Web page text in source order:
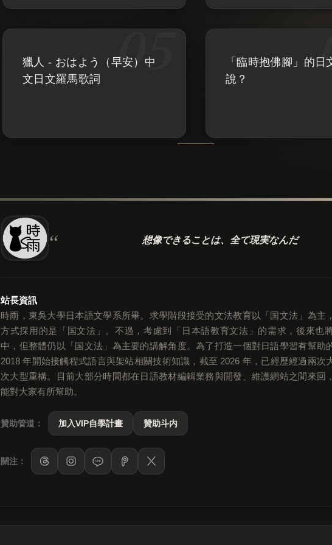
獵人 - おはよう（早安）中
文日文羅馬歌詞
「臨時抱佛腳」的日
說？
想像できることは、 全て現実なんだ
站長資訊
時雨，東吳大學日本語文學系所畢。求學階段接受的文法教育以「国文法」為主
方式採用的是「国文法」。不過，考慮到「日本語教育文法」的需求，後來也
中，但整體仍以「国文法」為主要的講解角度。為了打造一個對日語學習有幫助
2018 年開始接觸程式語言與架站相關技術知識，截至 2026 年，已經歷經過兩次
次大型重構。目前大部分時間都在日語教材編輯業務與開發、維護網站之間來回
能對大家有所幫助。
贊助管道： 加入VIP自學計畫 贊助斗内
關注： LINE